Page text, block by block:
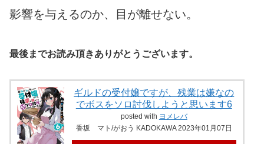
影響を与えるのか、目が離せない。
最後までお読み頂きありがとうございます。
ギルドの受付嬢ですが、残業は嫌なの
でボスをソロ討伐しようと思います6
posted with ヨメレバ
香坂 マト/がおう KADOKAWA 2023年01月07日